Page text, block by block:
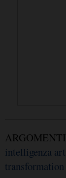
intelligenza
transformation